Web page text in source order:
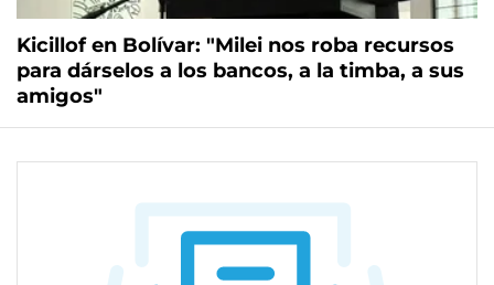
Kicillof en Bolívar: "Milei nos roba recursos
para dárselos a los bancos, a la timba, a sus
amigos"